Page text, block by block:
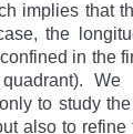
implies that
the
in the
We
to study
also to